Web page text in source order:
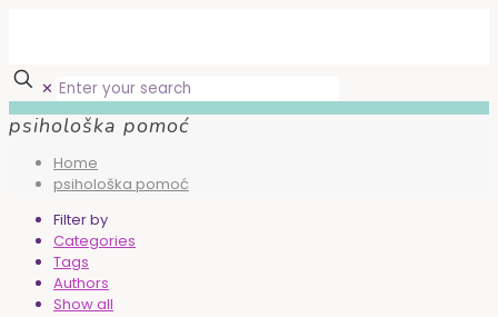
✕
psihološka pomoć
Home
psihološka pomoć
Filter by
Categories
Tags
Authors
Show all